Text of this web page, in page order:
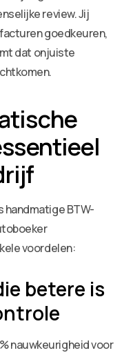
review. Jij
goedkeuren,
dat onjuiste
BTW-
voordelen:
betere is
nauwkeurigheid voor